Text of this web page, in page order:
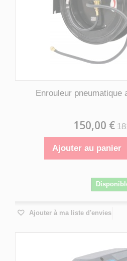
Enrouleur pneumatique
150,00 €
Ajouter au panier
Ajouter à ma liste d'envies